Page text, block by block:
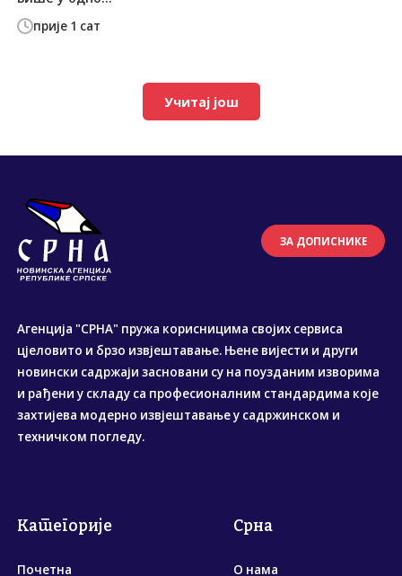
прије 1 сат
Учитај још
ЗА ДОПИСНИКЕ
Агенција "СРНА" пружа корисницима својих сервиса
цјеловито и брзо извјештавање. Њене вијести и други
новински садржаји засновани су на поузданим изворима
и рађени у складу са професионалним стандардима које
захтијева модерно извјештавање у садржинском и
техничком погледу.
Категорије
Почетна
Срна
О нама